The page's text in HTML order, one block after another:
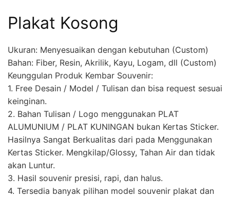
Plakat Kosong
Ukuran: Menyesuaikan dengan kebutuhan (Custom)
Bahan: Fiber, Resin, Akrilik, Kayu, Logam, dll (Custom)
Keunggulan Produk Kembar Souvenir:
1. Free Desain / Model / Tulisan dan bisa request sesuai
keinginan.
2. Bahan Tulisan / Logo menggunakan PLAT
ALUMUNIUM / PLAT KUNINGAN bukan Kertas Sticker.
Hasilnya Sangat Berkualitas dari pada Menggunakan
Kertas Sticker. Mengkilap/Glossy, Tahan Air dan tidak
akan Luntur.
3. Hasil souvenir presisi, rapi, dan halus.
4. Tersedia banyak pilihan model souvenir plakat dan